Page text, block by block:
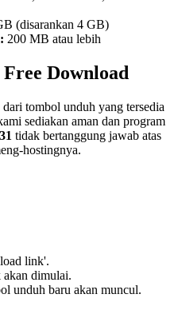
(disarankan 4 GB)
200 MB atau lebih
Download
dari tombol unduh yang tersedia
sediakan aman dan program
tidak bertanggung jawab atas
hostingnya.
link'.
akan dimulai.
unduh baru akan muncul.